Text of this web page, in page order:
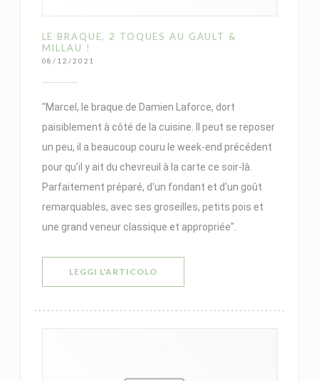
LE BRAQUE, 2 TOQUES AU GAULT &
MILLAU !
08/12/2021
"Marcel, le braque de Damien Laforce, dort
paisiblement à côté de la cuisine. Il peut se reposer
un peu, il a beaucoup couru le week-end précédent
pour qu’il y ait du chevreuil à la carte ce soir-là.
Parfaitement préparé, d'un fondant et d'un goût
remarquables, avec ses groseilles, petits pois et
une grand veneur classique et appropriée".
LEGGI L'ARTICOLO((APRE UNA NUOVA FINESTRA))